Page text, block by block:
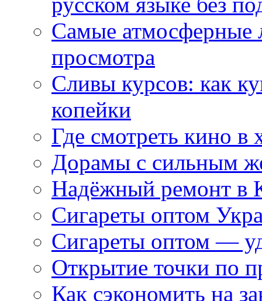
Самые атмосферные
просмотра
Сливы курсов: как
копейки
Где смотреть кино в
Дорамы с сильным
Надёжный ремонт в
Сигареты оптом
Сигареты оптом —
Открытие точки по
Как сэкономить на